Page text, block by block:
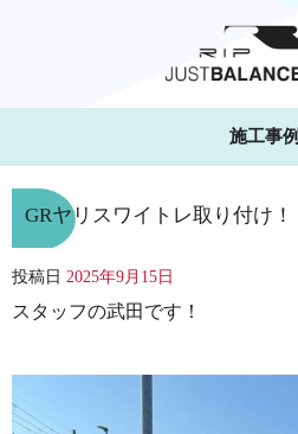
施工事例
GRヤリスワイトレ取り付け！
投稿日 2025年9月15日
スタッフの武田です！